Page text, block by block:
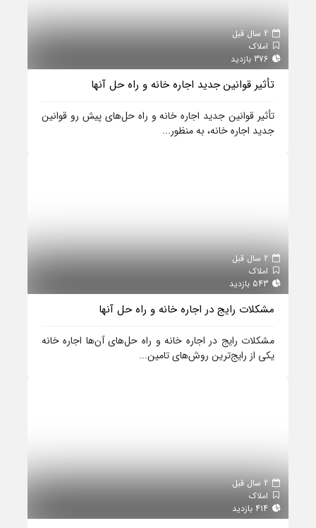
املاک
تأثیر قوانین جدید اجاره خانه و راه حل‌ آنها
تأثیر قوانین جدید اجاره خانه و راه حل‌های پیش رو قوانین
جدید اجاره خانه، به منظور...
املاک
مشکلات رایج در اجاره خانه و راه حل آنها
مشکلات رایج در اجاره خانه و راه حل‌های آن‌ها اجاره خانه
یکی از رایج‌ترین روش‌های تامین...
املاک